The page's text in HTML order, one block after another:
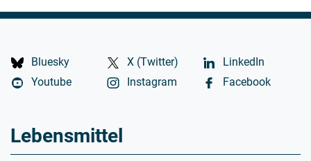
Bluesky X (Twitter)
LinkedIn
Youtube
Instagram Facebook
Lebensmittel